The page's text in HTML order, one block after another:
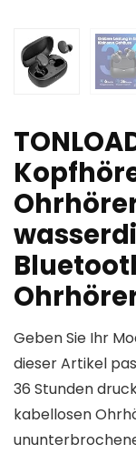
Geben Sie Ihr
dieser Artikel
36 Stunden
kabellosen